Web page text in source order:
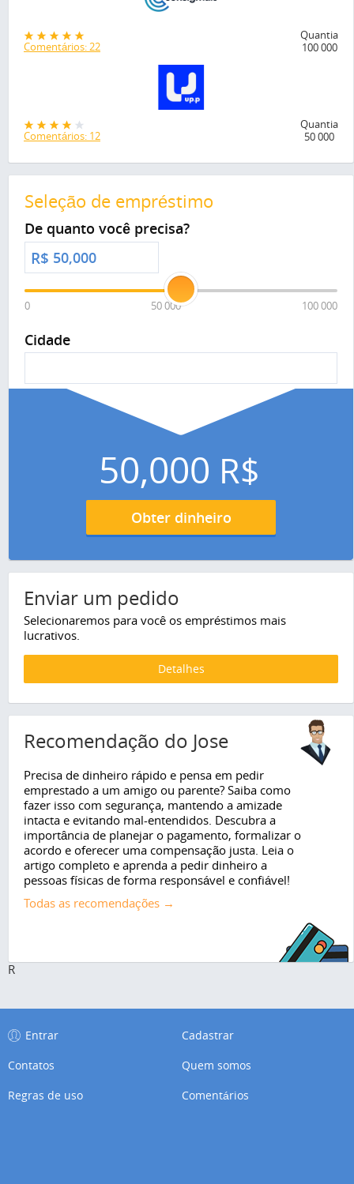
Comentários: 22
Quantia
100 000
Comentários: 12
Quantia
50 000
Seleção de empréstimo
De quanto você precisa?
R$
0 50 000 100 000
Cidade
50,000 R$
Obter dinheiro
Enviar um pedido
Selecionaremos para você os empréstimos mais
lucrativos.
Detalhes
Recomendação do Jose
Precisa de dinheiro rápido e pensa em pedir
emprestado a um amigo ou parente? Saiba como
fazer isso com segurança, mantendo a amizade
intacta e evitando mal-entendidos. Descubra a
importância de planejar o pagamento, formalizar o
acordo e oferecer uma compensação justa. Leia o
artigo completo e aprenda a pedir dinheiro a
pessoas físicas de forma responsável e confiável!
Todas as recomendações →
R
Entrar
Cadastrar
Contatos
Quem somos
Regras de uso
Comentários